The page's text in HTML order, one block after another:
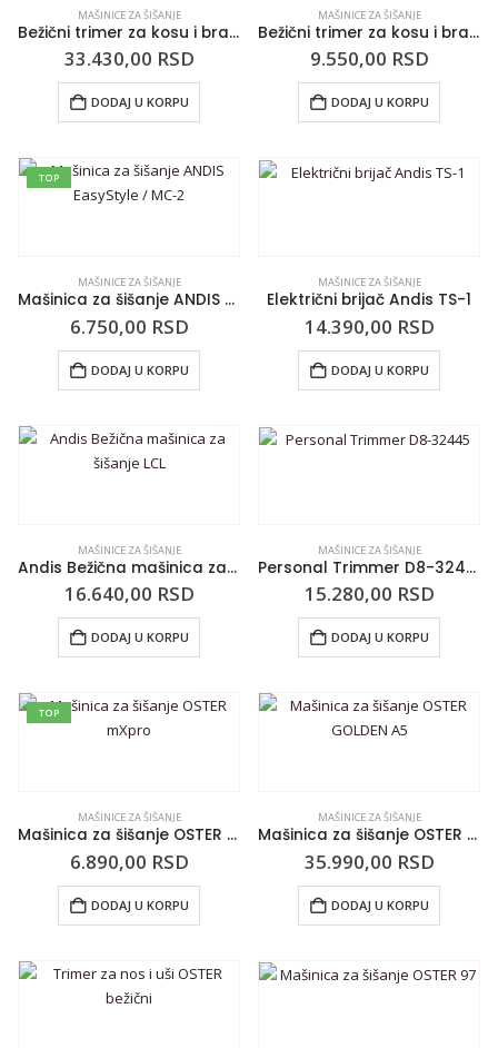
MAŠINICE ZA ŠIŠANJE
Bežični trimer za kosu i bradu ANDIS T-Outliner/ORL
33.430,00 RSD
DODAJ U KORPU
MAŠINICE ZA ŠIŠANJE
Bežični trimer za kosu i bradu ANDIS Multitrim / CLT
9.550,00 RSD
DODAJ U KORPU
TOP
MAŠINICE ZA ŠIŠANJE
Mašinica za šišanje ANDIS EasyStyle / MC-2
6.750,00 RSD
DODAJ U KORPU
MAŠINICE ZA ŠIŠANJE
Električni brijač Andis TS-1
14.390,00 RSD
DODAJ U KORPU
MAŠINICE ZA ŠIŠANJE
Andis Bežična mašinica za šišanje LCL
16.640,00 RSD
DODAJ U KORPU
MAŠINICE ZA ŠIŠANJE
Personal Trimmer D8-32445
15.280,00 RSD
DODAJ U KORPU
TOP
MAŠINICE ZA ŠIŠANJE
Mašinica za šišanje OSTER mXpro
6.890,00 RSD
DODAJ U KORPU
MAŠINICE ZA ŠIŠANJE
Mašinica za šišanje OSTER GOLDEN A5
35.990,00 RSD
DODAJ U KORPU